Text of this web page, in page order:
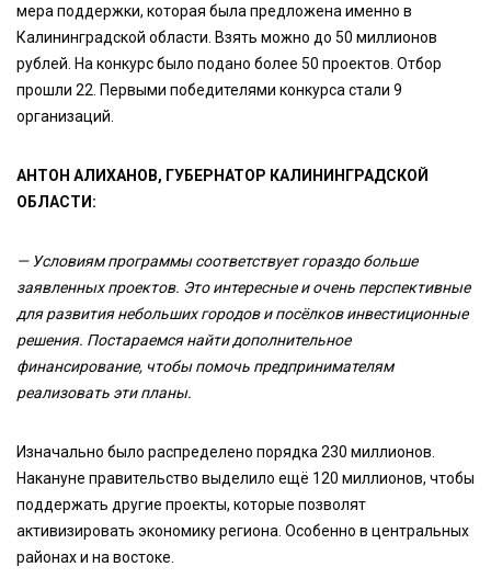
мера поддержки, которая была предложена именно в
Калининградской области. Взять можно до 50 миллионов
рублей. На конкурс было подано более 50 проектов. Отбор
прошли 22. Первыми победителями конкурса стали 9
организаций.
АНТОН АЛИХАНОВ, ГУБЕРНАТОР КАЛИНИНГРАДСКОЙ
ОБЛАСТИ:
— Условиям программы соответствует гораздо больше
заявленных проектов. Это интересные и очень перспективные
для развития небольших городов и посёлков инвестиционные
решения. Постараемся найти дополнительное
финансирование, чтобы помочь предпринимателям
реализовать эти планы.
Изначально было распределено порядка 230 миллионов.
Накануне правительство выделило ещё 120 миллионов, чтобы
поддержать другие проекты, которые позволят
активизировать экономику региона. Особенно в центральных
районах и на востоке.